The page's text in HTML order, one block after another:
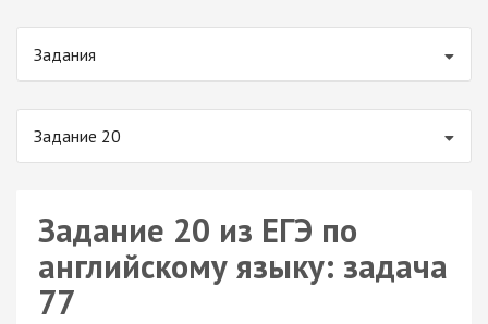
Задания
Задание 20
Задание 20 из ЕГЭ по
английскому языку: задача
77